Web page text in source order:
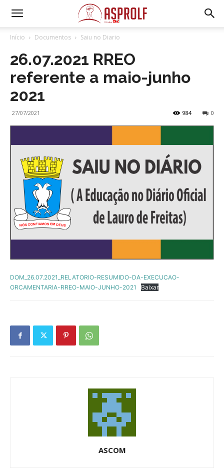
Início Documentos Saiu no Diario
26.07.2021 RREO
referente a maio-junho
2021
27/07/2021 0
984
DOM_26.07.2021_RELATORIO-RESUMIDO-DA-EXECUCAO-
ORCAMENTARIA-RREO-MAIO-JUNHO-2021
Baixar
ASCOM